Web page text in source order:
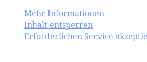
Mehr Informationen
Inhalt entsperren
Erforderlichen Service